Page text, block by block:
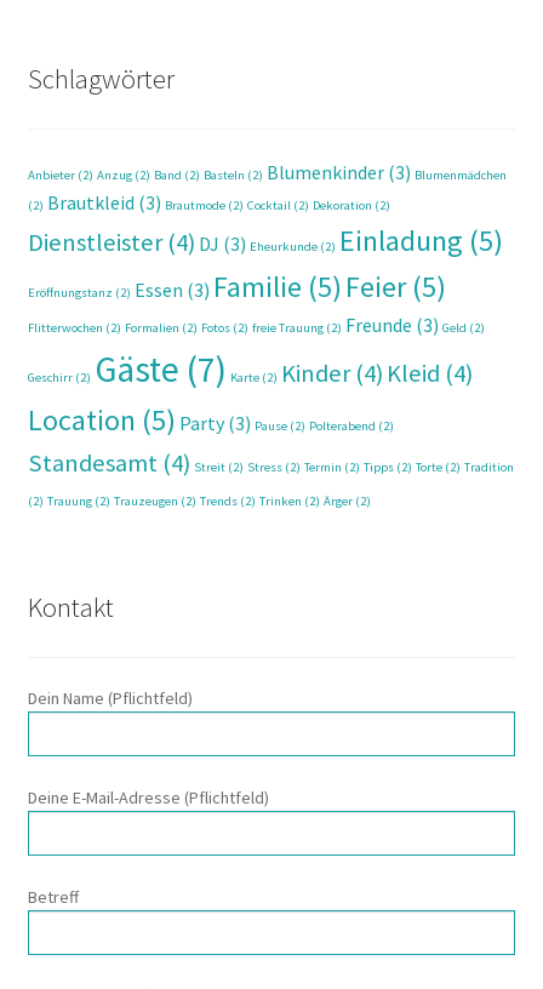
Schlagwörter
Anbieter(2) Anzug(2) Band (2) Basteln (2) Blumenkinder(3) Blumenmädchen
(2) Brautkleid (3) Brautmode(2) Cocktail(2) Dekoration (2)
Dienstleister(4) DJ (3) Eheurkunde(2) Einladung (5)
Eröffnungstanz (2) Essen (3) Familie (5) Feier(5)
Flitterwochen (2) Formalien (2) Fotos(2) freie Trauung(2) Freunde (3) Geld (2)
Geschirr(2) Gäste (7) Karte(2) Kinder(4) Kleid (4)
Location (5) Party(3) Pause(2) Polterabend (2)
Standesamt(4) Streit(2) Stress(2) Termin (2) Tipps(2) Torte(2) Tradition
(2) Trauung(2) Trauzeugen (2) Trends(2) Trinken (2) Ärger(2)
Kontakt
Dein Name (Pflichtfeld)
Deine E-Mail-Adresse (Pflichtfeld)
Betreff